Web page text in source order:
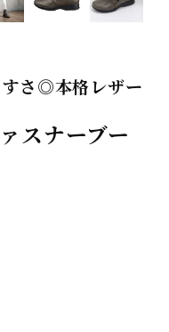
さ◎本格レザー
スナーブー